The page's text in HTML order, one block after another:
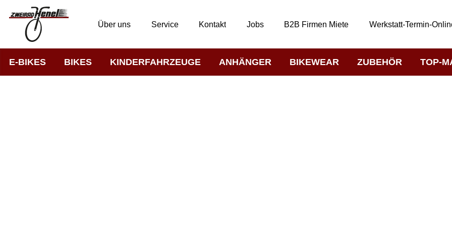
Über uns Service Kontakt Jobs B2B Firmen Miete Werkstatt-Termin-
E-BIKES BIKES KINDERFAHRZEUGE ANHÄNGER BIKEWEAR ZUBEHÖR TOP-